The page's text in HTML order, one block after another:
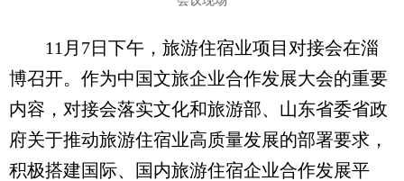
11月7日下午，旅游住宿业项目对接会在淄
博召开。作为中国文旅企业合作发展大会的重要
内容，对接会落实文化和旅游部、山东省委省政
府关于推动旅游住宿业高质量发展的部署要求，
积极搭建国际、国内旅游住宿企业合作发展平